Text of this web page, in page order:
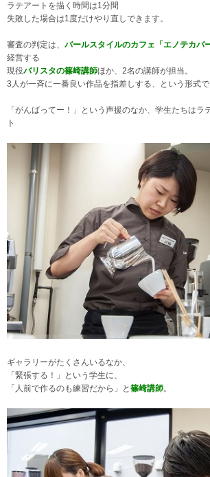
ラテアートを描く時間は1分間
失敗した場合は1度だけやり直しできます。
審査の判定は、 バールスタイルのカフェ「エノテカバ
経営する
現役バリスタの篠崎講師ほか、2名の講師が担当。
3人が一斉に一番良い作品を指差しする、という形式で
「がんばってー！」という声援のなか、学生たちはラ
ト
ギャラリーがたくさんいるなか、
「緊張する！」という学生に、
「人前で作るのも練習だから」と 篠崎講師。